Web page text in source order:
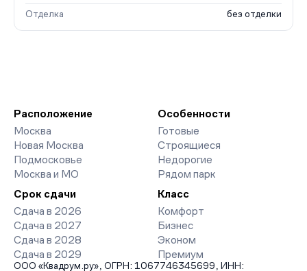
Отделка
без отделки
Расположение
Москва
Новая Москва
Подмосковье
Москва и МО
Особенности
Готовые
Строящиеся
Недорогие
Рядом парк
Срок сдачи
Сдача в 2026
Сдача в 2027
Сдача в 2028
Сдача в 2029
Класс
Комфорт
Бизнес
Эконом
Премиум
ООО «Квадрум.ру», ОГРН: 1067746345699, ИНН: